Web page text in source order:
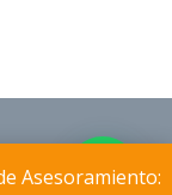
Asesoramiento: